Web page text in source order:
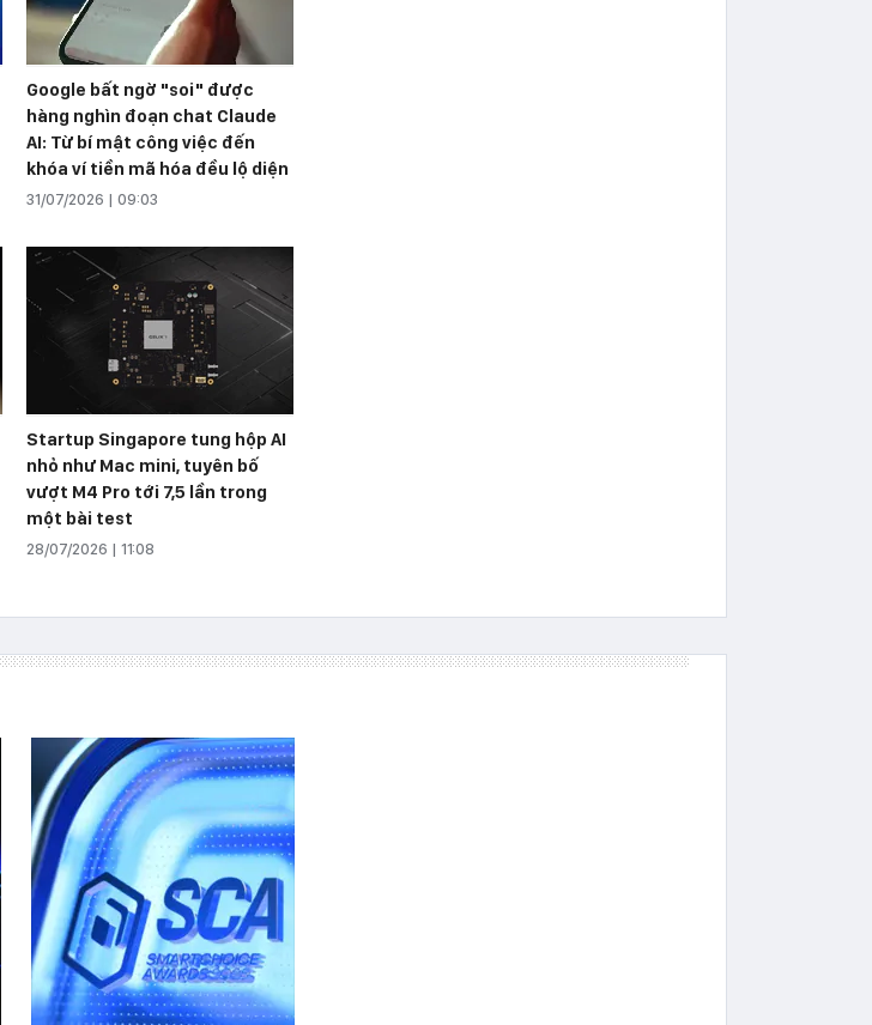
Google bất ngờ "soi" được
hàng nghìn đoạn chat Claude
AI: Từ bí mật công việc đến
khóa ví tiền mã hóa đều lộ diện
31/07/2026 | 09:03
Startup Singapore tung hộp AI
nhỏ như Mac mini, tuyên bố
vượt M4 Pro tới 7,5 lần trong
một bài test
28/07/2026 | 11:08